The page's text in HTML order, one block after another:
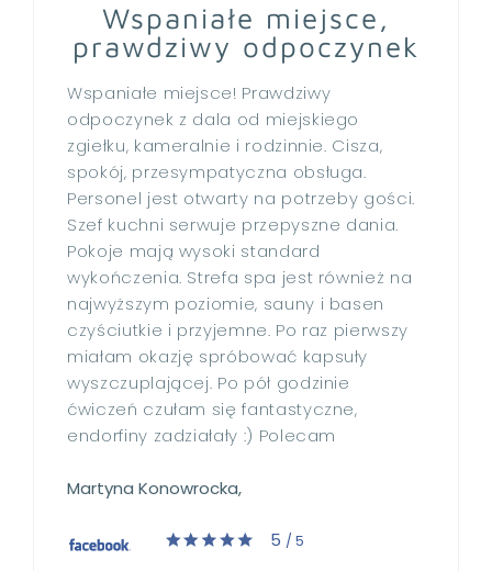
Wspaniałe miejsce,
prawdziwy odpoczynek
Wspaniałe miejsce! Prawdziwy
odpoczynek z dala od miejskiego
zgiełku, kameralnie i rodzinnie. Cisza,
spokój, przesympatyczna obsługa.
Personel jest otwarty na potrzeby gości.
Szef kuchni serwuje przepyszne dania.
Pokoje mają wysoki standard
wykończenia. Strefa spa jest również na
najwyższym poziomie, sauny i basen
czyściutkie i przyjemne. Po raz pierwszy
miałam okazję spróbować kapsuły
wyszczuplającej. Po pół godzinie
ćwiczeń czułam się fantastyczne,
endorfiny zadziałały :) Polecam
Martyna Konowrocka,
5 / 5